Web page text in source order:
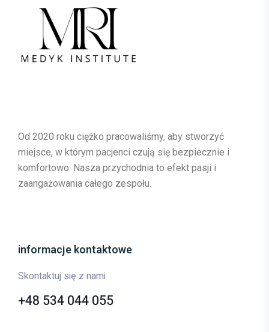
Od 2020 roku ciężko pracowaliśmy, aby stworzyć
miejsce, w którym pacjenci czują się bezpiecznie i
komfortowo. Nasza przychodnia to efekt pasji i
zaangażowania całego zespołu.
informacje kontaktowe
Skontaktuj się z nami
+48 534 044 055